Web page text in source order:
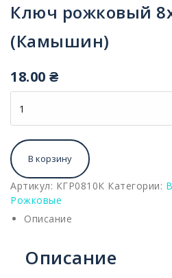
Ключ рожковый
(Камышин)
18.00 ₴
В корзину
Артикул: КГР0810К Категории:
Рожковые
Описание
Описание